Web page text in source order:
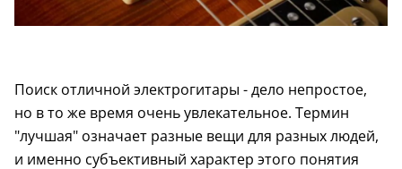
Поиск отличной электрогитары - дело непростое,
но в то же время очень увлекательное. Термин
"лучшая" означает разные вещи для разных людей,
и именно субъективный характер этого понятия